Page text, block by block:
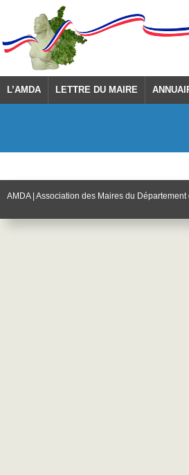
L’AMDA LETTRE DU MAIRE
AMDA | Association des Maires du Département